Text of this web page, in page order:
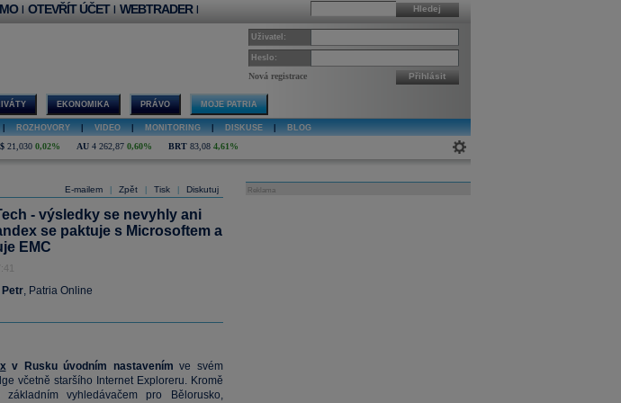
Hledej
| OTEVŘÍT ÚČET | WEBTRADER |
Uživatel:
Heslo:
Nová registrace Přihlásit
EKONOMIKA PRÁVO MOJE PATRIA
ROZHOVORY VIDEO MONITORING DISKUSE BLOG
21,030 0,02% AU 4 262,87 0,60% BRT 83,08 4,61%
E-mailem Zpět Tisk Diskutuj
- výsledky se nevyhly ani
se paktuje s Microsoftem a
EMC
Petr, Patria Online
v Rusku úvodním nastavením ve svém
včetně staršího Internet Exploreru. Kromě
vyhledávačem pro Bělorusko,
Reklama